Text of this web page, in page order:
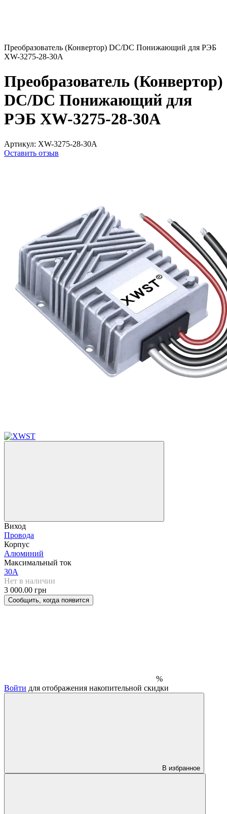
Преобразователь (Конвертор) DC/DC Понижающий для РЭБ
XW-3275-28-30A
Преобразователь (Конвертор)
DC/DC Понижающий для
РЭБ XW-3275-28-30A
Артикул: XW-3275-28-30A
Оставить отзыв
Виход
Провода
Корпус
Алюминий
Максимальный ток
30A
Нет в наличии
3 000.00 грн
Сообщить, когда появится
%
Войти для отображения накопительной скидки
В избранное